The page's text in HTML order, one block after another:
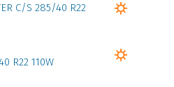
C/S 285/40 R22
R22 110W